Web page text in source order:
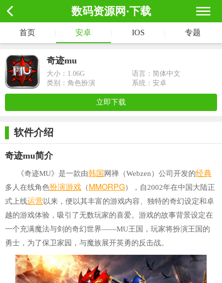
数码资源网·下载
首页 安卓 IOS 专题
奇迹mu
大小： 1.06G
语言：简体中文
类别：角色扮演
系统：安卓
立即下载
软件介绍
奇迹mu简介
《奇迹MU》是一款由韩国网禅（Webzen）公司开发的经典
多人在线角色扮演游戏 （MMORPG），自2002年在中国大陆正
式上线运营以来，便以其丰富的游戏内容、独特的奇幻设定和卓
越的游戏体验，吸引了无数玩家的喜爱。游戏的故事背景设定在
一个充满魔法与剑的奇幻世界——MU王国，玩家将扮演王国的
勇士，为了保卫家园，与魔族展开英勇的反击战。